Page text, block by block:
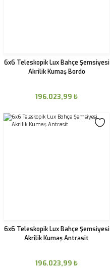
6x6 Teleskopik Lux Bahçe Şemsiyesi
Akrilik Kumaş Bordo
196.023,99 ₺
6x6 Teleskopik Lux Bahçe Şemsiyesi
Akrilik Kumaş Antrasit
196.023,99 ₺